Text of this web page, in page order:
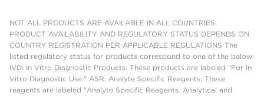
NOT ALL PRODUCTS ARE AVAILABLE IN ALL COUNTRIES.
PRODUCT AVAILABILITY AND REGULATORY STATUS DEPENDS ON
COUNTRY REGISTRATION PER APPLICABLE REGULATIONS The
listed regulatory status for products correspond to one of the below:
IVD: In Vitro Diagnostic Products. These products are labeled "For In
Vitro Diagnostic Use." ASR: Analyte Specific Reagents. These
reagents are labeled "Analyte Specific Reagents. Analytical and